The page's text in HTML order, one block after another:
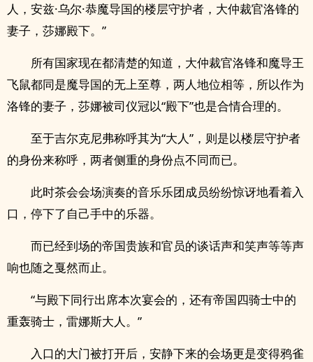
人，安兹·乌尔·恭魔导国的楼层守护者，大仲裁官洛锋的
妻子，莎娜殿下。”
所有国家现在都清楚的知道，大仲裁官洛锋和魔导王
飞鼠都同是魔导国的无上至尊，两人地位相等，所以作为
洛锋的妻子，莎娜被司仪冠以“殿下”也是合情合理的。
至于吉尔克尼弗称呼其为“大人”，则是以楼层守护者
的身份来称呼，两者侧重的身份点不同而已。
此时茶会会场演奏的音乐乐团成员纷纷惊讶地看着入
口，停下了自己手中的乐器。
而已经到场的帝国贵族和官员的谈话声和笑声等等声
响也随之戛然而止。
“与殿下同行出席本次宴会的，还有帝国四骑士中的
重轰骑士，雷娜斯大人。”
入口的大门被打开后，安静下来的会场更是变得鸦雀